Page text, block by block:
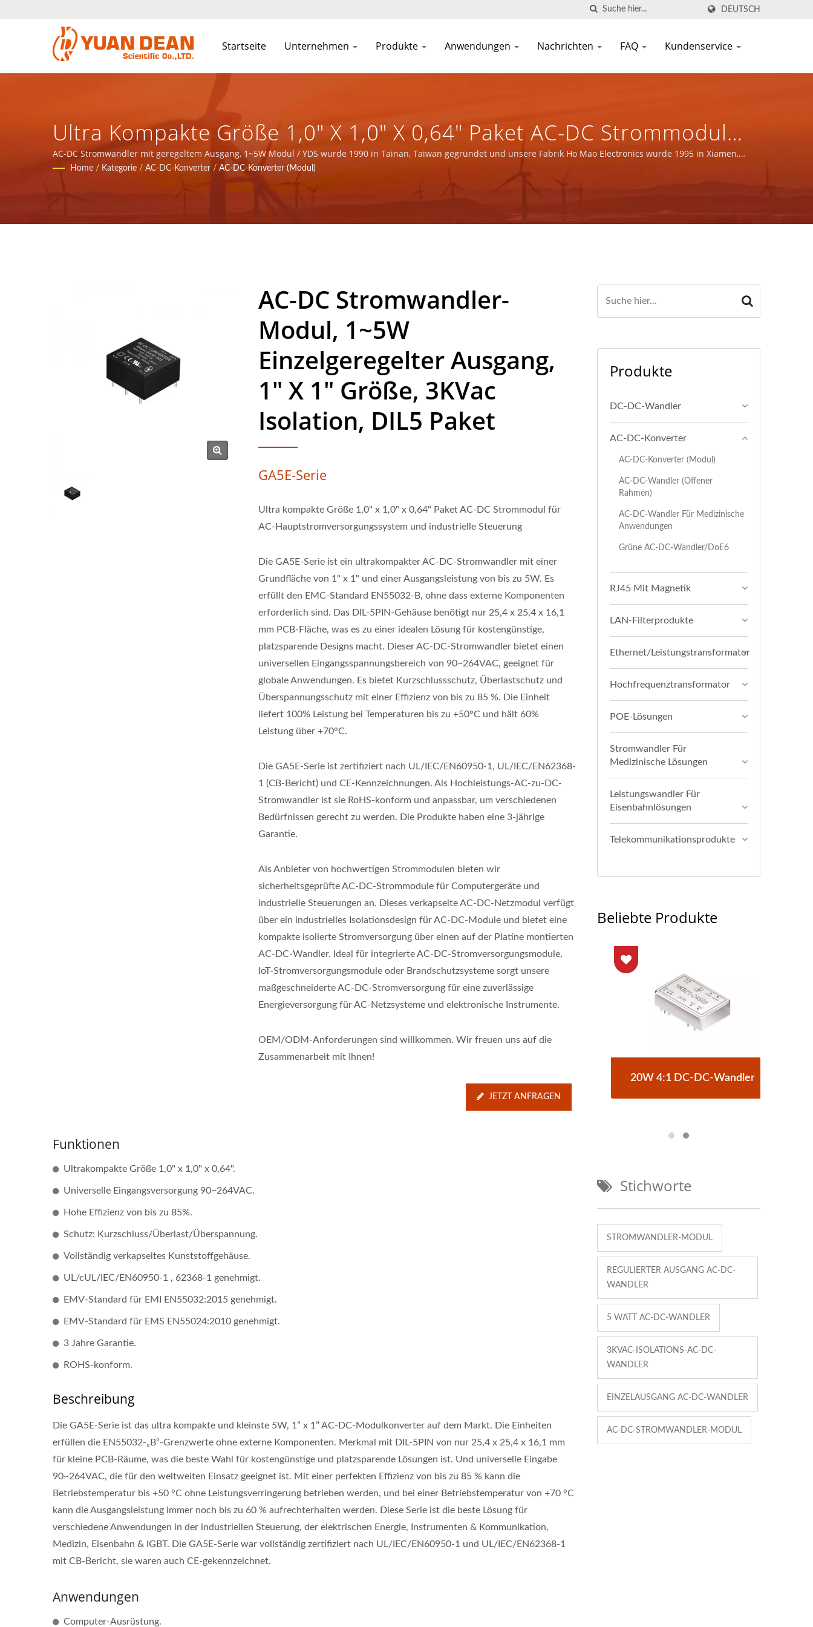
DEUTSCH
Startseite Unternehmen Produkte Anwendungen Nachrichten FAQ Kundenservice
Ultra Kompakte Größe 1,0" X 1,0" X 0,64" Paket AC-DC Strommodul
Für AC-Hauptstromversorgungssystem Und Industrielle Steuerung /
Über 32 Jahre Hersteller Von Stromversorgungen Und Magnetischen
AC-DC Stromwandler mit geregeltem Ausgang, 1~5W Modul / YDS wurde 1990 in Tainan, Taiwan gegründet und unsere Fabrik Ho Mao Electronics wurde 1995 in Xiamen,
China gegründet. Wir sind der führende Elektronikhersteller mit ISO 9001, ISO 14001 und IATF16949 Zertifizierung.
Home / Kategorie / AC-DC-Konverter / AC-DC-Konverter (Modul)
AC-DC Stromwandler-
Modul, 1~5W
Einzelgeregelter Ausgang,
1" X 1" Größe, 3KVac
Isolation, DIL5 Paket
GA5E-Serie
Ultra kompakte Größe 1,0" x 1,0" x 0,64" Paket AC-DC Strommodul für
AC-Hauptstromversorgungssystem und industrielle Steuerung
Die GA5E-Serie ist ein ultrakompakter AC-DC-Stromwandler mit einer
Grundfläche von 1" x 1" und einer Ausgangsleistung von bis zu 5W. Es
erfüllt den EMC-Standard EN55032-B, ohne dass externe Komponenten
erforderlich sind. Das DIL-5PIN-Gehäuse benötigt nur 25,4 x 25,4 x 16,1
mm PCB-Fläche, was es zu einer idealen Lösung für kostengünstige,
platzsparende Designs macht. Dieser AC-DC-Stromwandler bietet einen
universellen Eingangsspannungsbereich von 90~264VAC, geeignet für
globale Anwendungen. Es bietet Kurzschlussschutz, Überlastschutz und
Überspannungsschutz mit einer Effizienz von bis zu 85 %. Die Einheit
liefert 100% Leistung bei Temperaturen bis zu +50°C und hält 60%
Leistung über +70°C.
Die GA5E-Serie ist zertifiziert nach UL/IEC/EN60950-1, UL/IEC/EN62368-
1 (CB-Bericht) und CE-Kennzeichnungen. Als Hochleistungs-AC-zu-DC-
Stromwandler ist sie RoHS-konform und anpassbar, um verschiedenen
Bedürfnissen gerecht zu werden. Die Produkte haben eine 3-jährige
Garantie.
Als Anbieter von hochwertigen Strommodulen bieten wir
sicherheitsgeprüfte AC-DC-Strommodule für Computergeräte und
industrielle Steuerungen an. Dieses verkapselte AC-DC-Netzmodul verfügt
über ein industrielles Isolationsdesign für AC-DC-Module und bietet eine
kompakte isolierte Stromversorgung über einen auf der Platine montierten
AC-DC-Wandler. Ideal für integrierte AC-DC-Stromversorgungsmodule,
IoT-Stromversorgungsmodule oder Brandschutzsysteme sorgt unsere
maßgeschneiderte AC-DC-Stromversorgung für eine zuverlässige
Energieversorgung für AC-Netzsysteme und elektronische Instrumente.
OEM/ODM-Anforderungen sind willkommen. Wir freuen uns auf die
Zusammenarbeit mit Ihnen!
JETZT ANFRAGEN
Funktionen
Ultrakompakte Größe 1,0" x 1,0" x 0,64".
Universelle Eingangsversorgung 90~264VAC.
Hohe Effizienz von bis zu 85%.
Schutz: Kurzschluss/Überlast/Überspannung.
Vollständig verkapseltes Kunststoffgehäuse.
UL/cUL/IEC/EN60950-1 , 62368-1 genehmigt.
EMV-Standard für EMI EN55032:2015 genehmigt.
EMV-Standard für EMS EN55024:2010 genehmigt.
3 Jahre Garantie.
ROHS-konform.
Beschreibung
Die GA5E-Serie ist das ultra kompakte und kleinste 5W, 1” x 1” AC-DC-Modulkonverter auf dem Markt. Die Einheiten
erfüllen die EN55032-„B“-Grenzwerte ohne externe Komponenten. Merkmal mit DIL-5PIN von nur 25,4 x 25,4 x 16,1 mm
für kleine PCB-Räume, was die beste Wahl für kostengünstige und platzsparende Lösungen ist. Und universelle Eingabe
90~264VAC, die für den weltweiten Einsatz geeignet ist. Mit einer perfekten Effizienz von bis zu 85 % kann die
Betriebstemperatur bis +50 °C ohne Leistungsverringerung betrieben werden, und bei einer Betriebstemperatur von +70 °C
kann die Ausgangsleistung immer noch bis zu 60 % aufrechterhalten werden. Diese Serie ist die beste Lösung für
verschiedene Anwendungen in der industriellen Steuerung, der elektrischen Energie, Instrumenten & Kommunikation,
Medizin, Eisenbahn & IGBT. Die GA5E-Serie war vollständig zertifiziert nach UL/IEC/EN60950-1 und UL/IEC/EN62368-1
mit CB-Bericht, sie waren auch CE-gekennzeichnet.
Anwendungen
Computer-Ausrüstung.
Produkte
DC-DC-Wandler
AC-DC-Konverter
AC-DC-Konverter (Modul)
AC-DC-Wandler (Offener
Rahmen)
AC-DC-Wandler Für Medizinische
Anwendungen
Grüne AC-DC-Wandler/DoE6
RJ45 Mit Magnetik
LAN-Filterprodukte
Ethernet/Leistungstransformator
Hochfrequenztransformator
POE-Lösungen
Stromwandler Für
Medizinische Lösungen
Leistungswandler Für
Eisenbahnlösungen
Telekommunikationsprodukte
Beliebte Produkte
Wandler
20W 4:1 DC-DC-Wandler
Stichworte
STROMWANDLER-MODUL
REGULIERTER AUSGANG AC-DC-
WANDLER
5 WATT AC-DC-WANDLER
3KVAC-ISOLATIONS-AC-DC-
WANDLER
EINZELAUSGANG AC-DC-WANDLER
AC-DC-STROMWANDLER-MODUL